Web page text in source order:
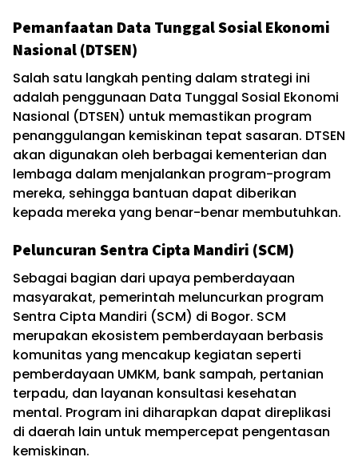
Pemanfaatan Data Tunggal Sosial Ekonomi
Nasional (DTSEN)
Salah satu langkah penting dalam strategi ini
adalah penggunaan Data Tunggal Sosial Ekonomi
Nasional (DTSEN) untuk memastikan program
penanggulangan kemiskinan tepat sasaran. DTSEN
akan digunakan oleh berbagai kementerian dan
lembaga dalam menjalankan program-program
mereka, sehingga bantuan dapat diberikan
kepada mereka yang benar-benar membutuhkan.
Peluncuran Sentra Cipta Mandiri (SCM)
Sebagai bagian dari upaya pemberdayaan
masyarakat, pemerintah meluncurkan program
Sentra Cipta Mandiri (SCM) di Bogor. SCM
merupakan ekosistem pemberdayaan berbasis
komunitas yang mencakup kegiatan seperti
pemberdayaan UMKM, bank sampah, pertanian
terpadu, dan layanan konsultasi kesehatan
mental. Program ini diharapkan dapat direplikasi
di daerah lain untuk mempercepat pengentasan
kemiskinan.